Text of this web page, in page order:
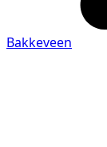
Bakkeveen